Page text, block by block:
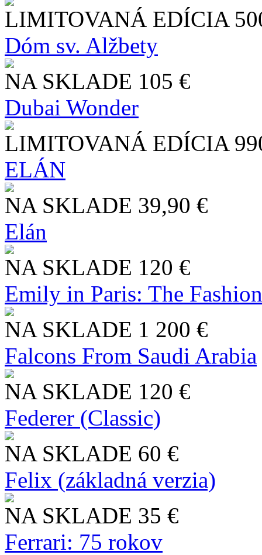
LIMITOVANÁ EDÍCIA
Dóm sv. Alžbety
NA SKLADE 105 €
Dubai Wonder
LIMITOVANÁ EDÍCIA
ELÁN
NA SKLADE 39,90 €
Elán
NA SKLADE 120 €
Emily in Paris: The
NA SKLADE 1 200 €
Falcons From Saudi Arabia
NA SKLADE 120 €
Federer (Classic)
NA SKLADE 60 €
Felix (základná verzia)
NA SKLADE 35 €
Ferrari: 75 rokov